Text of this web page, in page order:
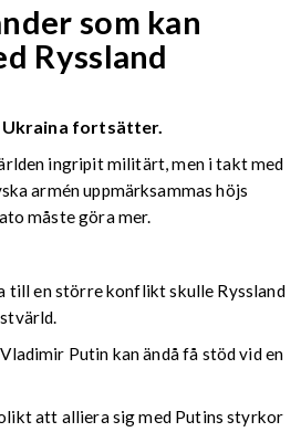
som kan
Ryssland
Ukraina fortsätter.
ingripit militärt, men i takt med
armén uppmärksammas höjs
måste göra mer.
till en större konflikt skulle Ryssland
Putin kan ändå få stöd vid en
att alliera sig med Putins styrkor